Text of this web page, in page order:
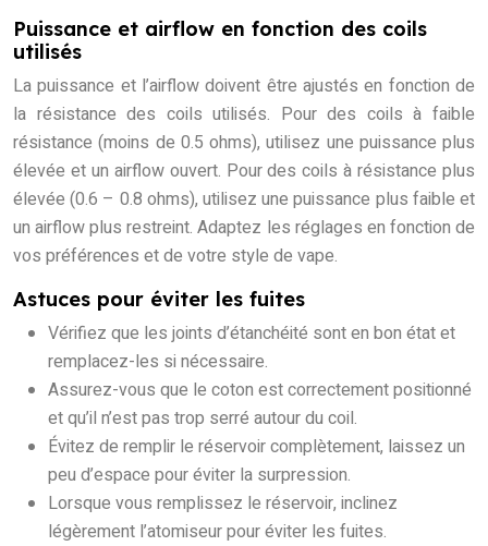
Puissance et airflow en fonction des coils
utilisés
La puissance et l’airflow doivent être ajustés en fonction de
la résistance des coils utilisés. Pour des coils à faible
résistance (moins de 0.5 ohms), utilisez une puissance plus
élevée et un airflow ouvert. Pour des coils à résistance plus
élevée (0.6 – 0.8 ohms), utilisez une puissance plus faible et
un airflow plus restreint. Adaptez les réglages en fonction de
vos préférences et de votre style de vape.
Astuces pour éviter les fuites
Vérifiez que les joints d’étanchéité sont en bon état et
remplacez-les si nécessaire.
Assurez-vous que le coton est correctement positionné
et qu’il n’est pas trop serré autour du coil.
Évitez de remplir le réservoir complètement, laissez un
peu d’espace pour éviter la surpression.
Lorsque vous remplissez le réservoir, inclinez
légèrement l’atomiseur pour éviter les fuites.